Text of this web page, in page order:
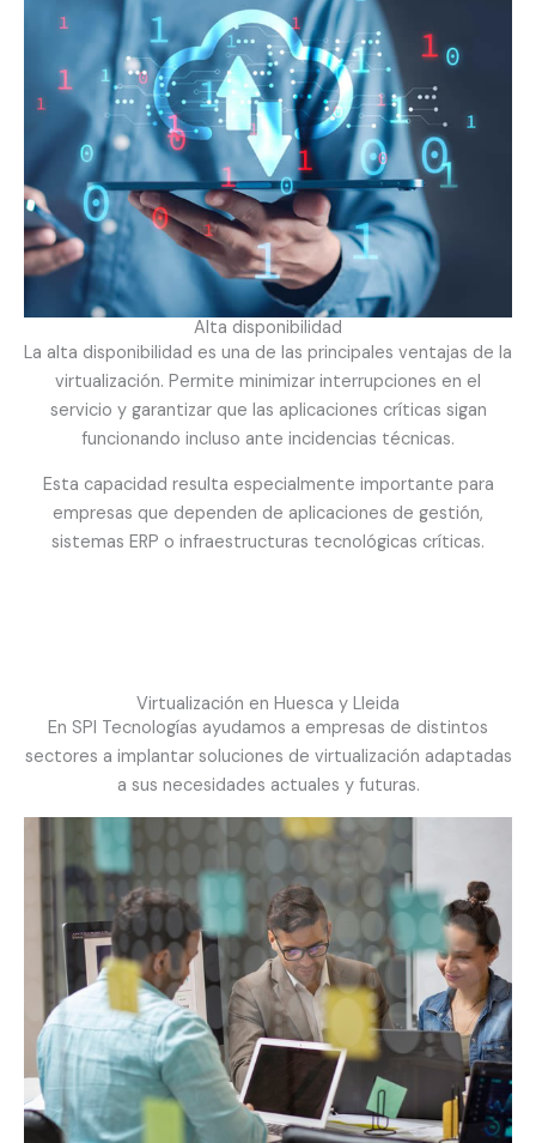
Alta disponibilidad
La alta disponibilidad es una de las principales ventajas de la
virtualización. Permite minimizar interrupciones en el
servicio y garantizar que las aplicaciones críticas sigan
funcionando incluso ante incidencias técnicas.
Esta capacidad resulta especialmente importante para
empresas que dependen de aplicaciones de gestión,
sistemas ERP o infraestructuras tecnológicas críticas.
Virtualización en Huesca y Lleida
En SPI Tecnologías ayudamos a empresas de distintos
sectores a implantar soluciones de virtualización adaptadas
a sus necesidades actuales y futuras.